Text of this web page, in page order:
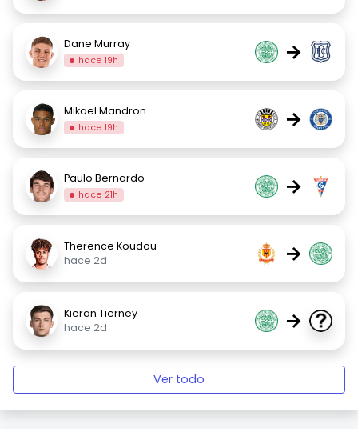
Dane Murray
hace 19h →
Mikael Mandron
hace 19h →
Paulo Bernardo
hace 21h →
Therence Koudou
hace 2d
→
Kieran Tierney
hace 2d
→
Ver todo